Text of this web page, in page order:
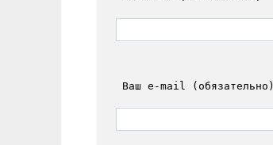
Ваш e-mail (обязательно)